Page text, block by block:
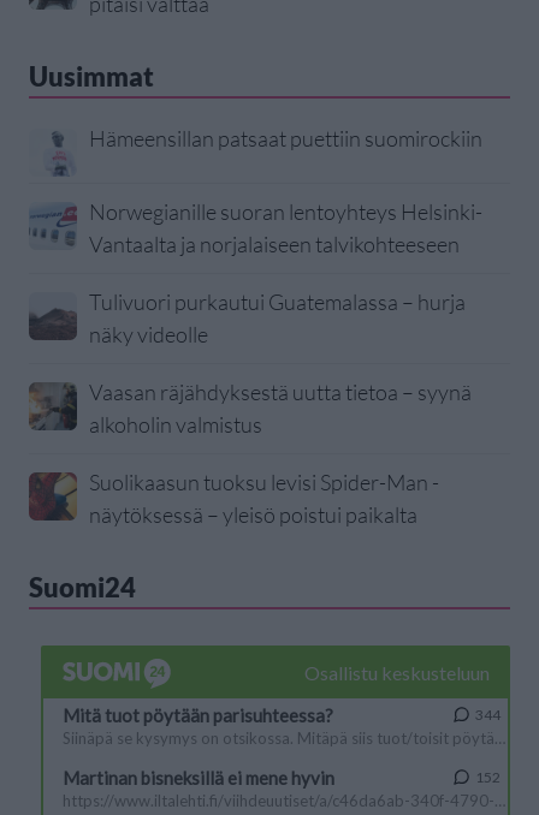
Uusimmat
Hämeensillan patsaat puettiin suomirockiin
Norwegianille suoran lentoyhteys Helsinki-
Vantaalta ja norjalaiseen talvikohteeseen
Tulivuori purkautui Guatemalassa – hurja
näky videolle
Vaasan räjähdyksestä uutta tietoa – syynä
alkoholin valmistus
Suolikaasun tuoksu levisi Spider-Man -
näytöksessä – yleisö poistui paikalta
Suomi24